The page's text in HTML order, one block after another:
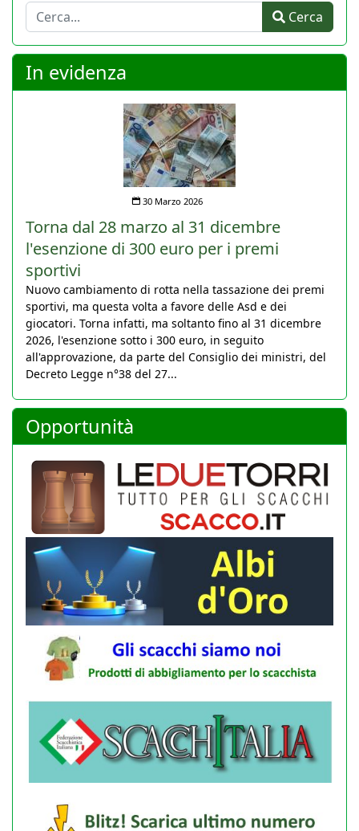
Cerca Cerca
In evidenza
30 Marzo 2026
Torna dal 28 marzo al 31 dicembre
l'esenzione di 300 euro per i premi
sportivi
Nuovo cambiamento di rotta nella tassazione dei premi
sportivi, ma questa volta a favore delle Asd e dei
giocatori. Torna infatti, ma soltanto fino al 31 dicembre
2026, l'esenzione sotto i 300 euro, in seguito
all'approvazione, da parte del Consiglio dei ministri, del
Decreto Legge n°38 del 27...
Opportunità